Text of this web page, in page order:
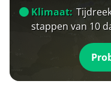
Klimaat:
stappen van 10